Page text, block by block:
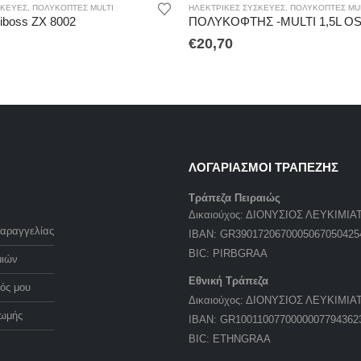
, ΠΟΛΥΚΌΠΤΕΣ MULTI
ZX 8002
ΗΛΕΚΤΡΙΚΈΣ ΣΥΣΚΕΥΈΣ, ΠΟΛΥΚΌΠΤΕΣ
€20,70
μου
ΛΟΓΑΡΙΑΣΜΟΙ ΤΡΑΠΕΖΗΣ
Τράπεζα Πειραιώς
Δικαιούχος: ΔΙΟΝΥΣΙΟΣ
IBAN:
BIC: PIRBGRAA
Εθνική Τράπεζα
Δικαιούχος: ΔΙΟΝΥΣΙΟΣ
IBAN:
BIC: ETHNGRAA